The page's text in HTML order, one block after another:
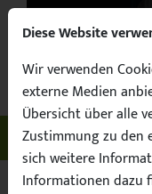
Unser
Diese Website
Wir verwenden
externe Medien
Übersicht über alle
Zustimmung zu den
sich weitere
Informationen dazu